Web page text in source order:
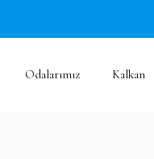
Odalarımız Kalkan